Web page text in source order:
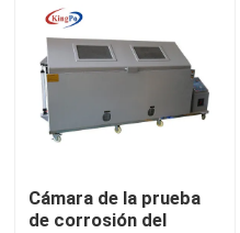
Pida una cita
Equipo de prueba del IEC
Equipo de prueba de la
Cámara de la prueba
de corrosión del